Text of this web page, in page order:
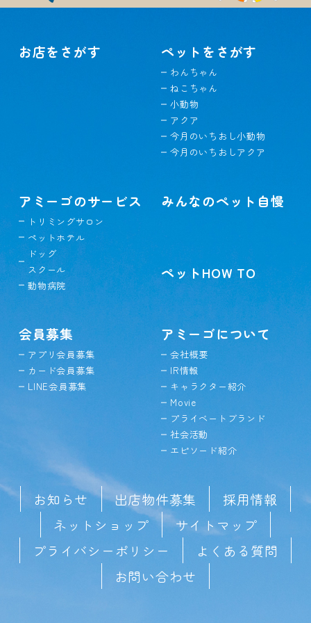
お店をさがす ペットをさがす
わんちゃん
ねこちゃん
小動物
アクア
今月のいちおし小動物
今月のいちおしアクア
アミーゴのサービス
トリミングサロン
ペットホテル
ドッグ
スクール
動物病院
みんなのペット自慢
ペットHOW TO
会員募集
アプリ会員募集
カード会員募集
LINE会員募集
アミーゴについて
会社概要
IR情報
キャラクター紹介
Movie
プライベートブランド
社会活動
エピソード紹介
お知らせ 出店物件募集
採用情報
ネットショップ
サイトマップ
プライバシーポリシー
よくある質問
お問い合わせ